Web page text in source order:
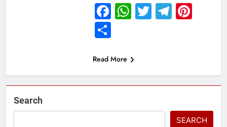
Facebook
WhatsApp
Twitter
Share
Read More
Search
SEARCH